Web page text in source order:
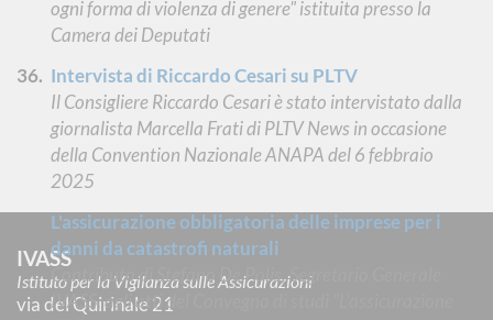
ogni forma di violenza di genere" istituita presso la
Camera dei Deputati
Intervista di Riccardo Cesari su PLTV
Il Consigliere Riccardo Cesari è stato intervistato dalla
giornalista Marcella Frati di PLTV News in occasione
della Convention Nazionale ANAPA del 6 febbraio
2025
L'assicurazione obbligatoria delle imprese per i
danni da catastrofi naturali
Contributo di Stefano De Polis, Segretario Generale
IVASS, agli atti del Convegno di studi "L'assicurazione
IVASS
Istituto per la Vigilanza sulle Assicurazioni
via del Quirinale 21